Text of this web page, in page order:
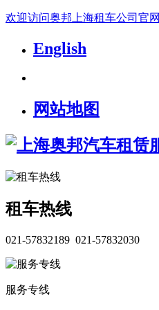
欢迎访问奥邦上海租车公司官网
English
网站地图
租车热线
021-57832189 021-57832030
服务专线